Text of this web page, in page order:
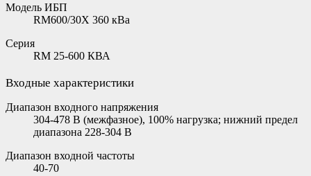
Модель ИБП
RM600/30X 360 кВа
Серия
RM 25-600 КВА
Входные характеристики
Диапазон входного напряжения
304-478 В (межфазное), 100% нагрузка; нижний предел
диапазона 228-304 В
Диапазон входной частоты
40-70